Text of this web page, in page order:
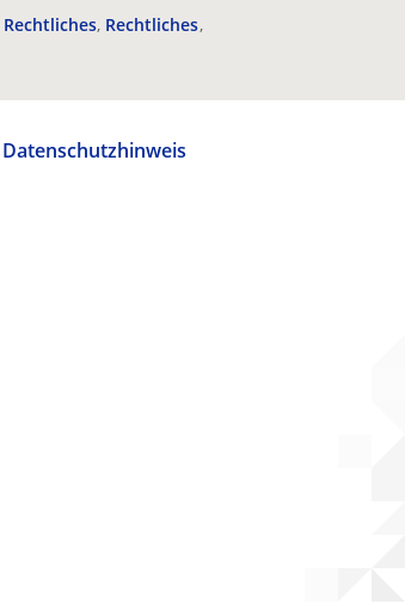
Rechtliches Rechtliches
Datenschutzhinweis